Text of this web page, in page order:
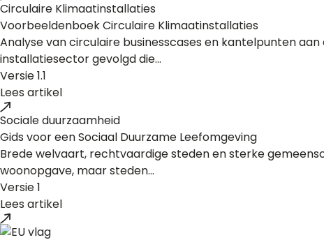
Circulaire Klimaatinstallaties
Voorbeeldenboek Circulaire Klimaatinstallaties
Analyse van circulaire businesscases en kantelpunten
installatiesector gevolgd die...
Versie 1.1
Lees artikel
Sociale duurzaamheid
Gids voor een Sociaal Duurzame Leefomgeving
Brede welvaart, rechtvaardige steden en sterke
woonopgave, maar steden...
Versie 1
Lees artikel